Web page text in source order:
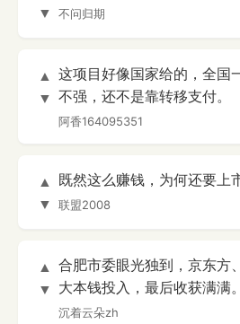
▼
不问归期
▲
▼
这项目好像国家给的，全国
不强，还不是靠转移支付。
阿香164095351
▲
▼
既然这么赚钱，为何还要上
联盟2008
▲
▼
合肥市委眼光独到，京东方
大本钱投入，最后收获满满。
沉着云朵zh